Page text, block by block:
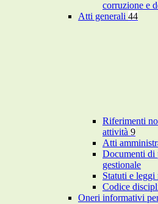
corruzione e
Atti generali 44
Riferimenti
attività 9
Atti
Documenti di
gestionale
Statuti e leggi
Codice
Oneri informativi